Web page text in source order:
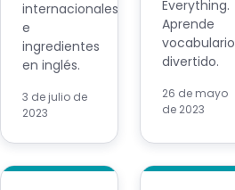
internacionales
e
ingredientes
en inglés.
3 de julio de
2023
Everything.
Aprende
vocabulario
divertido.
26 de mayo
de 2023